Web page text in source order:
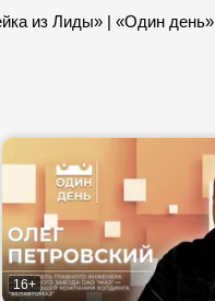
из Лиды» | «Один день»
16+